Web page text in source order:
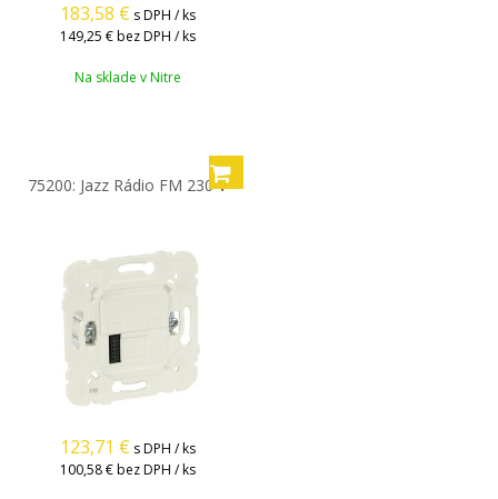
183,58 € s DPH / ks
149,25 € bez DPH / ks
Na sklade v Nitre
75200: Jazz Rádio FM 230 V
123,71 € s DPH / ks
100,58 € bez DPH / ks